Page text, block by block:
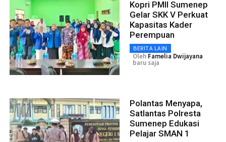
Kopri PMII Sumenep
Gelar SKK V Perkuat
Kapasitas Kader
Perempuan
BERITA LAIN
Oleh Famelia Dwijayana
baru saja
Polantas Menyapa,
Satlantas Polresta
Sumenep Edukasi
Pelajar SMAN 1